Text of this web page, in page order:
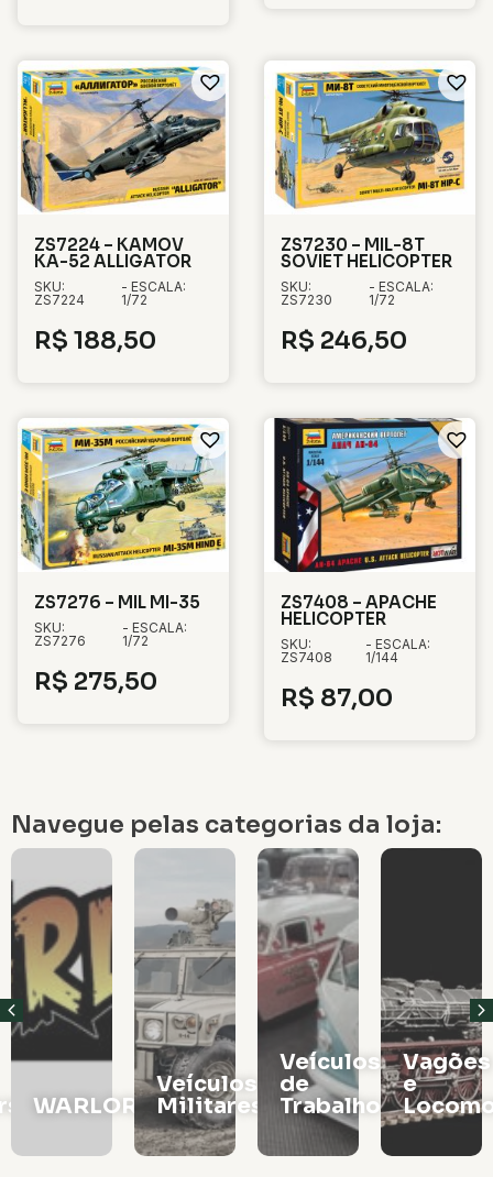
ZS7224 – KAMOV
KA-52 ALLIGATOR
SKU:
ZS7224
- ESCALA:
1/72
R$ 188,50
ZS7230 – MIL-8T
SOVIET HELICOPTER
SKU:
ZS7230
- ESCALA:
1/72
R$ 246,50
ZS7276 – MIL MI-35
SKU:
ZS7276
- ESCALA:
1/72
R$ 275,50
ZS7408 – APACHE
HELICOPTER
SKU:
ZS7408
- ESCALA:
1/144
R$ 87,00
Navegue pelas categorias da loja:
WARLORD
Veículos
Militares
Veículos
de
Trabalho
Vagões
e